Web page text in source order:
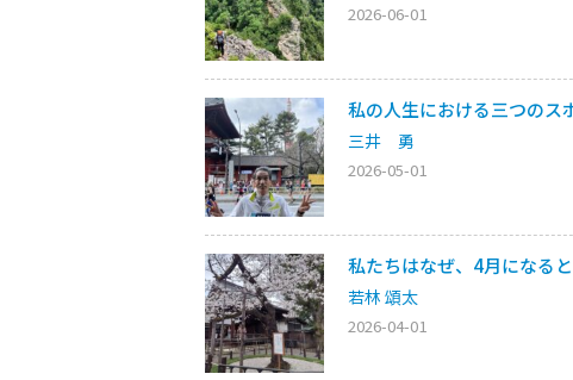
2026-06-01
私の人生における三つのス
三井 勇
2026-05-01
私たちはなぜ、4月になる
若林 頌太
2026-04-01